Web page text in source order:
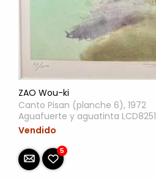
ZAO Wou-ki
Canto Pisan (planche 6), 1972
Aguafuerte y aguatinta LCD8251
Vendido
5